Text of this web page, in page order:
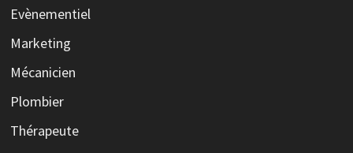
Evènementiel
Marketing
Mécanicien
Plombier
Thérapeute